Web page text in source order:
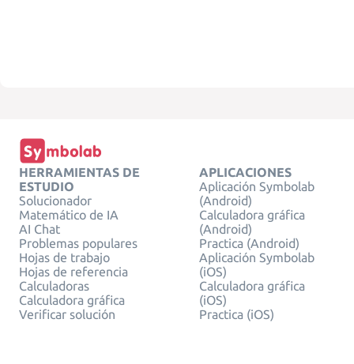
HERRAMIENTAS DE
ESTUDIO
Solucionador
Matemático de IA
AI Chat
Problemas populares
Hojas de trabajo
Hojas de referencia
Calculadoras
Calculadora gráfica
Verificar solución
APLICACIONES
Aplicación Symbolab
(Android)
Calculadora gráfica
(Android)
Practica (Android)
Aplicación Symbolab
(iOS)
Calculadora gráfica
(iOS)
Practica (iOS)